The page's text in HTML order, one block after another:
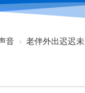
音 › 老伴外出迟迟